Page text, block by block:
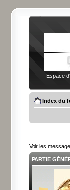
Espace
Index du
Voir les
PARTIE